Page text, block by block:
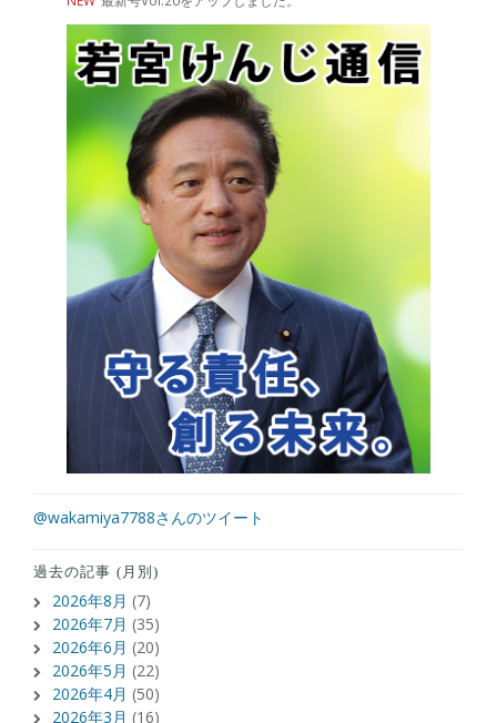
@wakamiya7788さんのツイート
過去の記事 (月別)
2026年8月 (7)
2026年7月 (35)
2026年6月 (20)
2026年5月 (22)
2026年4月 (50)
2026年3月 (16)